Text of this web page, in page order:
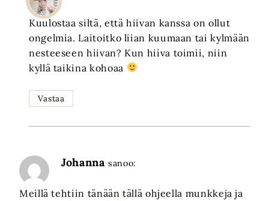
Kuulostaa siltä, että hiivan kanssa on ollut
ongelmia. Laitoitko liian kuumaan tai kylmään
nesteeseen hiivan? Kun hiiva toimii, niin
kyllä taikina kohoaa
Vastaa
Johanna sanoo:
Meillä tehtiin tänään tällä ohjeella munkkeja ja